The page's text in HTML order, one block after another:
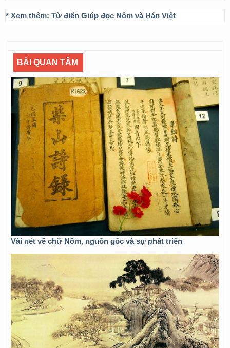
* Xem thêm: Từ điển Giúp đọc Nôm và Hán Việt
BÀI QUAN TÂM
Vài nét về chữ Nôm, nguồn gốc và sự phát triển